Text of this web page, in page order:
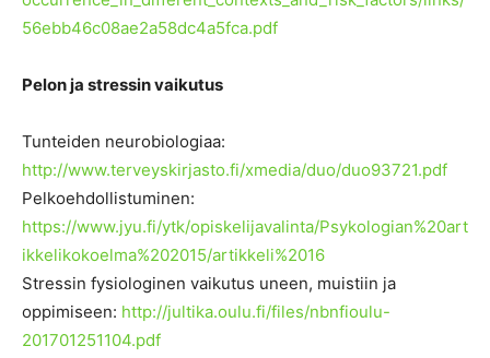
56ebb46c08ae2a58dc4a5fca.pdf
Pelon ja stressin vaikutus
Tunteiden neurobiologiaa:
http://www.terveyskirjasto.fi/xmedia/duo/duo93721.pdf
Pelkoehdollistuminen:
https://www.jyu.fi/ytk/opiskelijavalinta/Psykologian%20art
ikkelikokoelma%202015/artikkeli%2016
Stressin fysiologinen vaikutus uneen, muistiin ja
oppimiseen: http://jultika.oulu.fi/files/nbnfioulu-
201701251104.pdf